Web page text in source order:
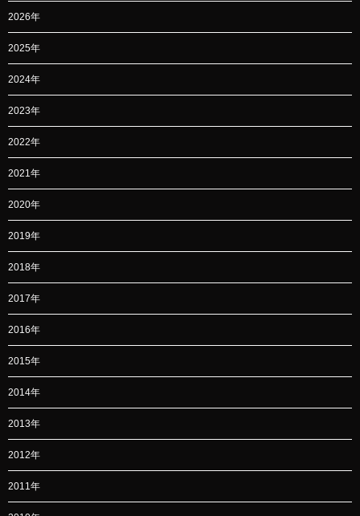
2026年
2025年
2024年
2023年
2022年
2021年
2020年
2019年
2018年
2017年
2016年
2015年
2014年
2013年
2012年
2011年